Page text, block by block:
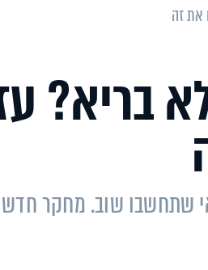
את זה
בריא?
שתחשבו שוב. מחקר